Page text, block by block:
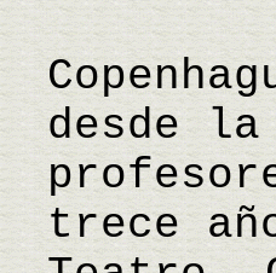
desde la
trece